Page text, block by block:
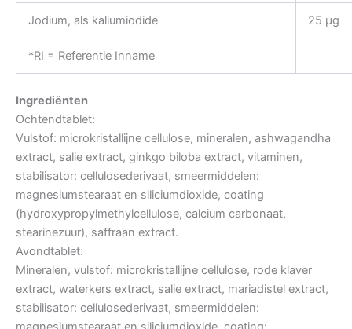
Jodium, als kaliumiodide 25 µg
*RI = Referentie Inname
Ingrediënten
Ochtendtablet:
Vulstof: microkristallijne cellulose, mineralen, ashwagandha
extract, salie extract, ginkgo biloba extract, vitaminen,
stabilisator: cellulosederivaat, smeermiddelen:
magnesiumstearaat en siliciumdioxide, coating
(hydroxypropylmethylcellulose, calcium carbonaat,
stearinezuur), saffraan extract.
Avondtablet:
Mineralen, vulstof: microkristallijne cellulose, rode klaver
extract, waterkers extract, salie extract, mariadistel extract,
stabilisator: cellulosederivaat, smeermiddelen: